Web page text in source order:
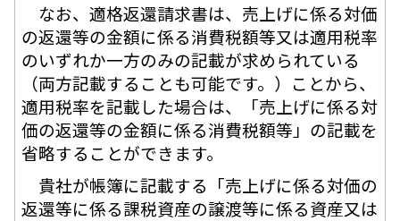
なお、適格返還請求書は、売上げに係る対価
の返還等の金額に係る消費税額等又は適用税率
のいずれか一方のみの記載が求められている
（両方記載することも可能です。）ことから、
適用税率を記載した場合は、「売上げに係る対
価の返還等の金額に係る消費税額等」の記載を
省略することができます。
貴社が帳簿に記載する「売上げに係る対価の
返還等に係る課税資産の譲渡等に係る資産又は